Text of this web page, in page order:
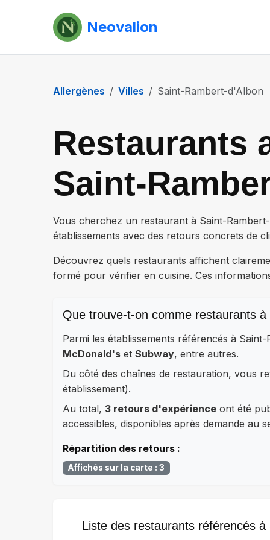
Neovalion
Allergènes Villes Saint-Rambert-d'Albon
Restaurants
Saint-
Vous cherchez un restaurant à Saint-
établissements avec des retours concrets de
Découvrez quels restaurants affichent
formé pour vérifier en cuisine. Ces
Que trouve-t-on comme restaurants
Parmi les établissements référencés à
McDonald's et Subway, entre autres.
Du côté des chaînes de restauration, vous
établissement).
Au total, 3 retours d'expérience ont été
accessibles, disponibles après demande au
Répartition des retours :
Affichés sur la carte : 3
Liste des restaurants référencés